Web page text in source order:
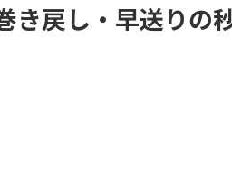
き戻し・早送りの